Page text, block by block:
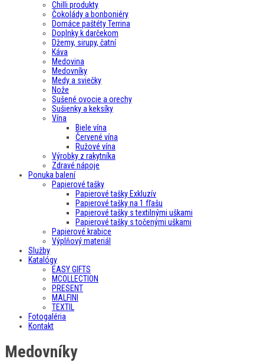
Chilli produkty
Čokolády a bonboniéry
Domáce paštéty Terrina
Doplnky k darčekom
Džemy, sirupy, čatní
Káva
Medovina
Medovníky
Medy a sviečky
Nože
Sušené ovocie a orechy
Sušienky a keksíky
Vína
Biele vína
Červené vína
Ružové vína
Výrobky z rakytníka
Zdravé nápoje
Ponuka balení
Papierové tašky
Papierové tašky Exkluzív
Papierové tašky na 1 fľašu
Papierové tašky s textilnými uškami
Papierové tašky s točenými uškami
Papierové krabice
Výplňový materiál
Služby
Katalógy
EASY GIFTS
MCOLLECTION
PRESENT
MALFINI
TEXTIL
Fotogaléria
Kontakt
Medovníky